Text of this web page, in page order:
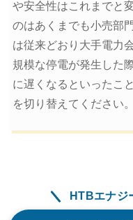
や安全性はこれまでと
のはあくまでも小売部
は従来どおり大手電力
規模な停電が発生した
に遅くなるといったこ
を切り替えてください。
HTBエナジ